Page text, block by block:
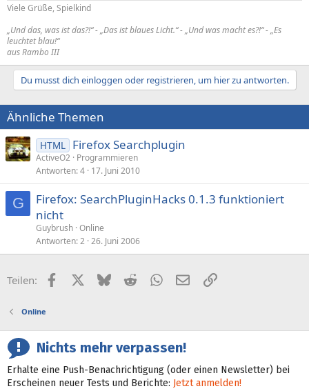
Viele Grüße, Spielkind
„Und das, was ist das?!“ - „Das ist blaues Licht.“ - „Und was macht es?!“ - „Es
leuchtet blau!“
aus Rambo III
Du musst dich einloggen oder registrieren, um hier zu antworten.
Ähnliche Themen
HTML Firefox Searchplugin
ActiveO2 Programmieren
Antworten 4 17. Juni 2010
G
Firefox: SearchPluginHacks 0.1.3 funktioniert
nicht
Guybrush Online
Antworten 2 26. Juni 2006
Teilen: FacebookX (Twitter)
BlueskyRedditWhatsApp
E-MailLink
Online
Nichts mehr verpassen!
Erhalte eine Push-Benachrichtigung (oder einen Newsletter) bei
Erscheinen neuer Tests und Berichte: Jetzt anmelden!